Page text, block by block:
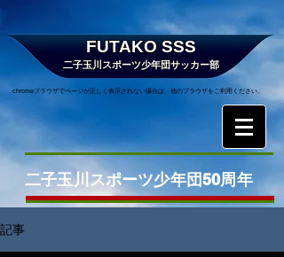
FUTAKO SSS
二子玉川スポーツ少年団サッカー部
chromeブラウザでページが正しく表示されない場合は、他のブラウザをご利用ください。
二子玉川スポーツ少年団50周年
記事